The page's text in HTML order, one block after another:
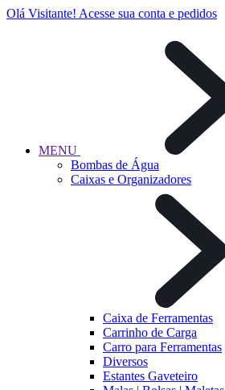
Olá Visitante! Acesse sua conta e pedidos
MENU
Bombas de Água
Caixas e Organizadores
Caixa de Ferramentas
Carrinho de Carga
Carro para Ferramentas
Diversos
Estantes Gaveteiro